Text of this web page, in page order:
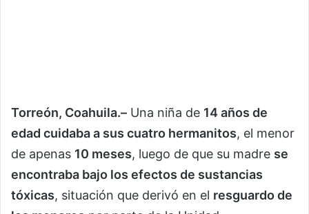
Torreón, Coahuila.– Una niña de 14 años de
edad cuidaba a sus cuatro hermanitos, el menor
de apenas 10 meses, luego de que su madre se
encontraba bajo los efectos de sustancias
tóxicas, situación que derivó en el resguardo de